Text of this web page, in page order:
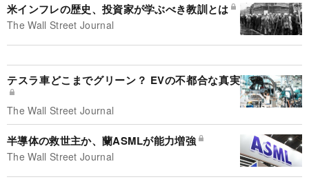
米インフレの歴史、投資家が学ぶべき教訓とは
The Wall Street Journal
テスラ車どこまでグリーン？ EVの不都合な真実
The Wall Street Journal
半導体の救世主か、蘭ASMLが能力増強
The Wall Street Journal